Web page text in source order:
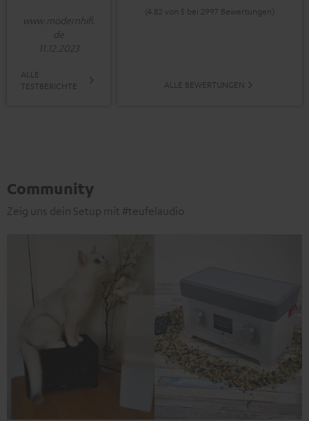
www.modernhifi.
de
11.12.2023
ALLE
TESTBERICHTE
(4.82 von 5 bei 2997 Bewertungen)
ALLE BEWERTUNGEN
Community
Zeig uns dein Setup mit #teufelaudio